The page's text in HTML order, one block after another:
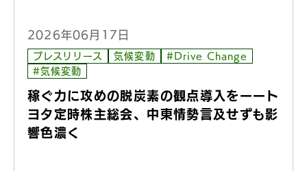
2026年06月17日
プレスリリース 気候変動
#Drive Change
#気候変動
稼ぐ力に攻めの脱炭素の観点導入をーート
ヨタ定時株主総会、中東情勢言及せずも影
響色濃く